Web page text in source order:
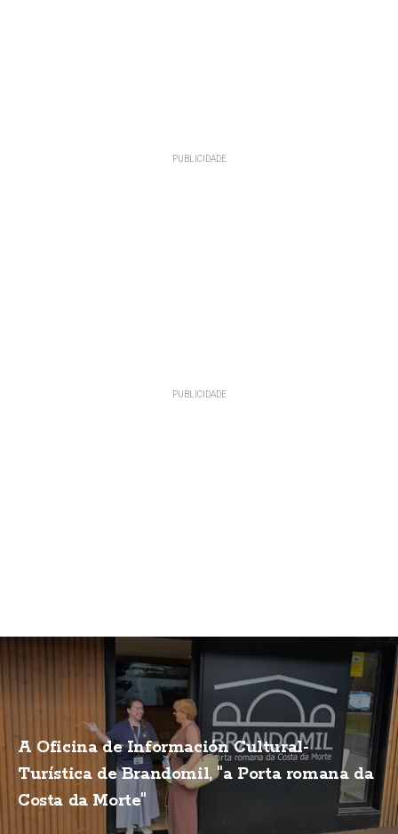
A Oficina de Información Cultural-
Turística de Brandomil, "a Porta romana da
Costa da Morte"